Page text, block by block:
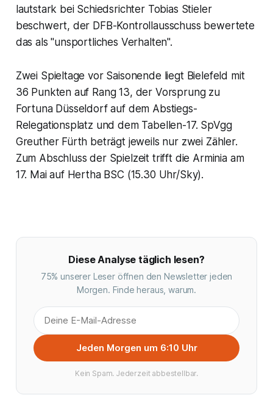
lautstark bei Schiedsrichter Tobias Stieler
beschwert, der DFB-Kontrollausschuss bewertete
das als "unsportliches Verhalten".
Zwei Spieltage vor Saisonende liegt Bielefeld mit
36 Punkten auf Rang 13, der Vorsprung zu
Fortuna Düsseldorf auf dem Abstiegs-
Relegationsplatz und dem Tabellen-17. SpVgg
Greuther Fürth beträgt jeweils nur zwei Zähler.
Zum Abschluss der Spielzeit trifft die Arminia am
17. Mai auf Hertha BSC (15.30 Uhr/Sky).
Diese Analyse täglich lesen?
75% unserer Leser öffnen den Newsletter jeden
Morgen. Finde heraus, warum.
Jeden Morgen um 6:10 Uhr
Kein Spam. Jederzeit abbestellbar.